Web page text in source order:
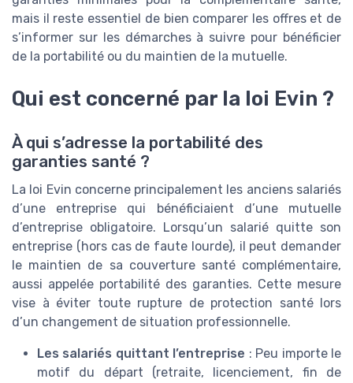
mais il reste essentiel de bien comparer les offres et de
s’informer sur les démarches à suivre pour bénéficier
de la portabilité ou du maintien de la mutuelle.
Qui est concerné par la loi Evin ?
À qui s’adresse la portabilité des
garanties santé ?
La loi Evin concerne principalement les anciens salariés
d’une entreprise qui bénéficiaient d’une mutuelle
d’entreprise obligatoire. Lorsqu’un salarié quitte son
entreprise (hors cas de faute lourde), il peut demander
le maintien de sa couverture santé complémentaire,
aussi appelée portabilité des garanties. Cette mesure
vise à éviter toute rupture de protection santé lors
d’un changement de situation professionnelle.
Les salariés quittant l’entreprise : Peu importe le
motif du départ (retraite, licenciement, fin de